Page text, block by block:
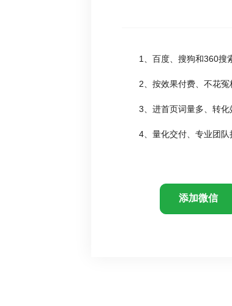
1、百度、搜狗和360搜
2、按效果付费、不花冤
3、进首页词量多、转化
4、量化交付、专业团队
添加微信